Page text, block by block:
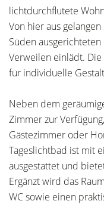
lichtdurchflutete
Von hier aus
Süden
Verweilen einlädt.
für individuelle
Neben dem
Zimmer zur
Gästezimmer oder
Tageslichtbad ist mit
ausgestattet und
Ergänzt wird das
WC sowie einen